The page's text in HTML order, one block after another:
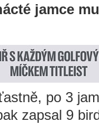
jamce
po 3
zapsal 9